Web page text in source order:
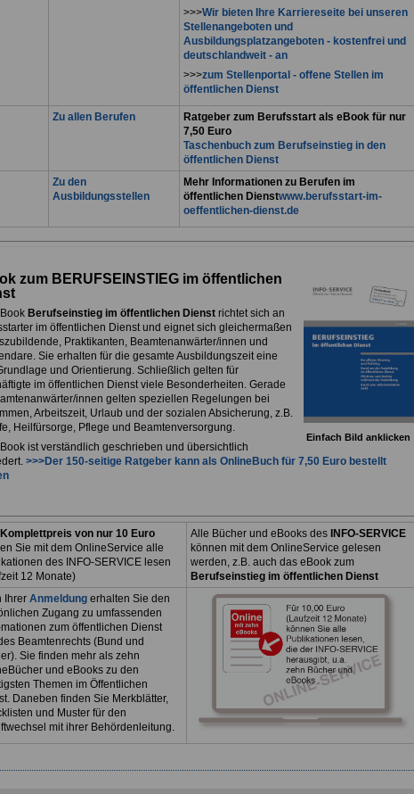
>>>Wir bieten Ihre Karriereseite bei unseren
Stellenangeboten und
Ausbildungsplatzangeboten - kostenfrei und
deutschlandweit - an
>>>zum Stellenportal - offene Stellen im
öffentlichen Dienst
Zu allen Berufen
Ratgeber zum Berufsstart als eBook für nur
7,50 Euro
Taschenbuch zum Berufseinstieg in den
öffentlichen Dienst
Zu den
Ausbildungsstellen
Mehr Informationen zu Berufen im
öffentlichen Dienstwww.berufsstart-im-
oeffentlichen-dienst.de
Einfach Bild anklicken
zum BERUFSEINSTIEG im öffentlichen
Berufseinstieg im öffentlichen Dienst richtet sich an
im öffentlichen Dienst und eignet sich gleichermaßen
Praktikanten, Beamtenanwärter/innen und
Sie erhalten für die gesamte Ausbildungszeit eine
und Orientierung. Schließlich gelten für
im öffentlichen Dienst viele Besonderheiten. Gerade
innen gelten speziellen Regelungen bei
Arbeitszeit, Urlaub und der sozialen Absicherung, z.B.
Heilfürsorge, Pflege und Beamtenversorgung.
ist verständlich geschrieben und übersichtlich
>>>Der 150-seitige Ratgeber kann als OnlineBuchfür 7,50 Euro bestellt
Komplettpreis von nur 10 Euro
Sie mit dem OnlineService alle
des INFO-SERVICE lesen
12 Monate)
Alle Bücher und eBooks des INFO-SERVICE
können mit dem OnlineService gelesen
werden, z.B. auch das eBook zum
Berufseinstieg im öffentlichen Dienst
Ihrer Anmeldungerhalten Sie den
Zugang zu umfassenden
zum öffentlichen Dienst
Beamtenrechts (Bund und
Sie finden mehr als zehn
und eBooks zu den
Themen im Öffentlichen
Daneben finden Sie Merkblätter,
und Muster für den
mit ihrer Behördenleitung.